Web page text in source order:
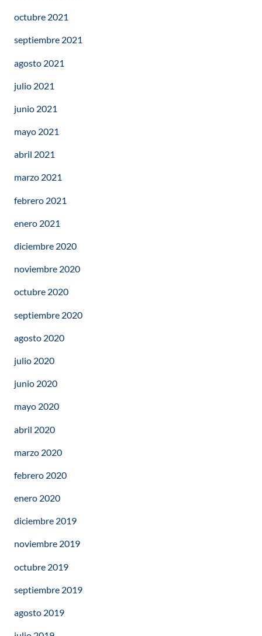
octubre 2021
septiembre 2021
agosto 2021
julio 2021
junio 2021
mayo 2021
abril 2021
marzo 2021
febrero 2021
enero 2021
diciembre 2020
noviembre 2020
octubre 2020
septiembre 2020
agosto 2020
julio 2020
junio 2020
mayo 2020
abril 2020
marzo 2020
febrero 2020
enero 2020
diciembre 2019
noviembre 2019
octubre 2019
septiembre 2019
agosto 2019